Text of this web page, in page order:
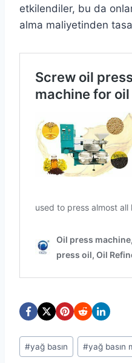
etkilendiler, bu da
alma maliyetinden
Post
Tags:
#yağ basın #yağ basın